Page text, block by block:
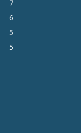
7
6
5
5